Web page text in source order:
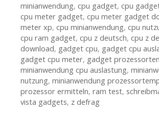
minianwendung, cpu gadget, cpu
cpu meter gadget, cpu meter gadget
meter xp, cpu minianwendung, cpu
cpu ram gadget, cpu z deutsch, cpu z
download, gadget cpu, gadget cpu
gadget cpu meter, gadget
minianwendung cpu auslastung,
nutzung, minianwendung
prozessor ermitteln, ram test,
vista gadgets, z defrag